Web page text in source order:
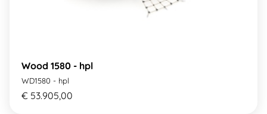
Wood 1580 - hpl
WD1580 - hpl
€ 53.905,00